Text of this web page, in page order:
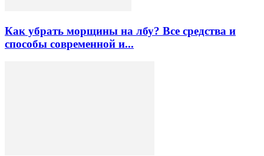
Как убрать морщины на лбу? Все средства и
способы современной и...